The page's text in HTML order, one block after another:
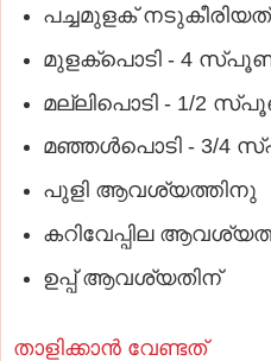
പച്ചമുളക് നടുകീരിയത്
മുളക്പൊടി - 4
മല്ലിപൊടി - 1/2
മഞ്ഞൾപൊടി - 3/4
പുളി ആവശ്യത്തിനു
കറിവേപ്പില
ഉപ്പ് ആവശ്യതിന്
താളിക്കാൻ വേണ്ടത്